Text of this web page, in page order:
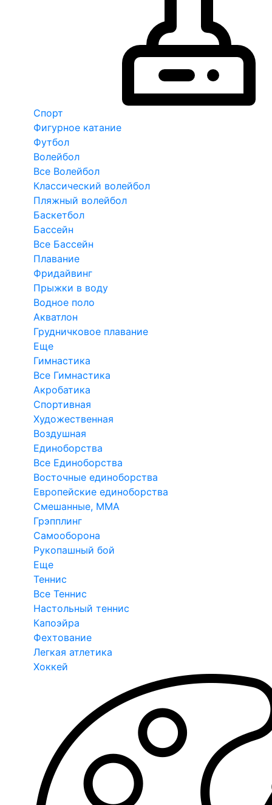
Спорт
Фигурное катание
Футбол
Волейбол
Все Волейбол
Классический волейбол
Пляжный волейбол
Баскетбол
Бассейн
Все Бассейн
Плавание
Фридайвинг
Прыжки в воду
Водное поло
Акватлон
Грудничковое плавание
Еще
Гимнастика
Все Гимнастика
Акробатика
Спортивная
Художественная
Воздушная
Единоборства
Все Единоборства
Восточные единоборства
Европейские единоборства
Смешанные, ММА
Грэпплинг
Самооборона
Рукопашный бой
Еще
Теннис
Все Теннис
Настольный теннис
Капоэйра
Фехтование
Легкая атлетика
Хоккей